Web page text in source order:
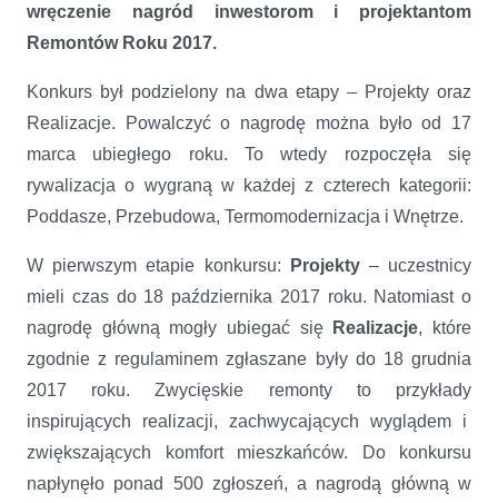
wręczenie nagród inwestorom i projektantom
Remontów Roku 2017.
Konkurs był podzielony na dwa etapy – Projekty oraz
Realizacje. Powalczyć o nagrodę można było od 17
marca ubiegłego roku. To wtedy rozpoczęła się
rywalizacja o wygraną w każdej z czterech kategorii:
Poddasze, Przebudowa, Termomodernizacja i Wnętrze.
W pierwszym etapie konkursu: Projekty– uczestnicy
mieli czas do 18 października 2017 roku. Natomiast o
nagrodę główną mogły ubiegać się
Realizacje, które
zgodnie z regulaminem zgłaszane były do 18 grudnia
2017 roku. Zwycięskie remonty to przykłady
inspirujących realizacji, zachwycających wyglądem i
zwiększających komfort mieszkańców. Do konkursu
napłynęło ponad 500 zgłoszeń, a nagrodą główną w